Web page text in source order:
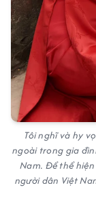
Tôi nghĩ và hy
ngoài trong gia
Nam. Để thể
người dân Việt